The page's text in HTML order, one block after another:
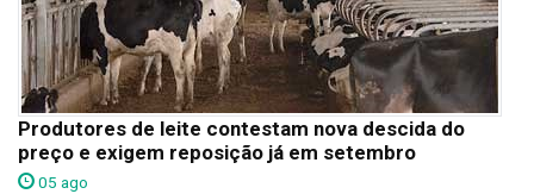
Produtores de leite contestam nova descida do
preço e exigem reposição já em setembro
05 ago